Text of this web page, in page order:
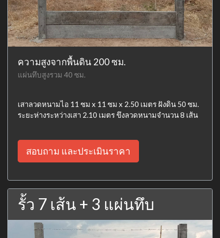
ความสูงจากพื้นดิน 200 ซม.
แผ่นทึบสูงรวม 40 ซม.
เสาลวดหนามไอ 11 ซม x 11 ซม x 2.50 เมตร ฝังดิน 50 ซม.
ระยะห่างระหว่างเสา 2.10 เมตร ขึงลวดหนามจำนวน 8 เส้น
สอบถาม และประเมินราคา
รั้ว 7 เส้น + 3 แผ่นทึบ